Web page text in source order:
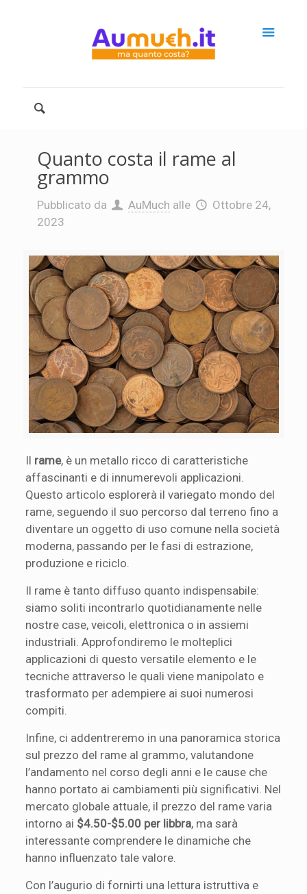
Quanto costa il rame al
grammo
Pubblicato da AuMuch alle
Ottobre 24,
2023
Il rame, è un metallo ricco di caratteristiche
affascinanti e di innumerevoli applicazioni.
Questo articolo esplorerà il variegato mondo del
rame, seguendo il suo percorso dal terreno fino a
diventare un oggetto di uso comune nella società
moderna, passando per le fasi di estrazione,
produzione e riciclo.
Il rame è tanto diffuso quanto indispensabile:
siamo soliti incontrarlo quotidianamente nelle
nostre case, veicoli, elettronica o in assiemi
industriali. Approfondiremo le molteplici
applicazioni di questo versatile elemento e le
tecniche attraverso le quali viene manipolato e
trasformato per adempiere ai suoi numerosi
compiti.
Infine, ci addentreremo in una panoramica storica
sul prezzo del rame al grammo, valutandone
l’andamento nel corso degli anni e le cause che
hanno portato ai cambiamenti più significativi. Nel
mercato globale attuale, il prezzo del rame varia
intorno ai $4.50-$5.00 per libbra, ma sarà
interessante comprendere le dinamiche che
hanno influenzato tale valore.
Con l’augurio di fornirti una lettura istruttiva e